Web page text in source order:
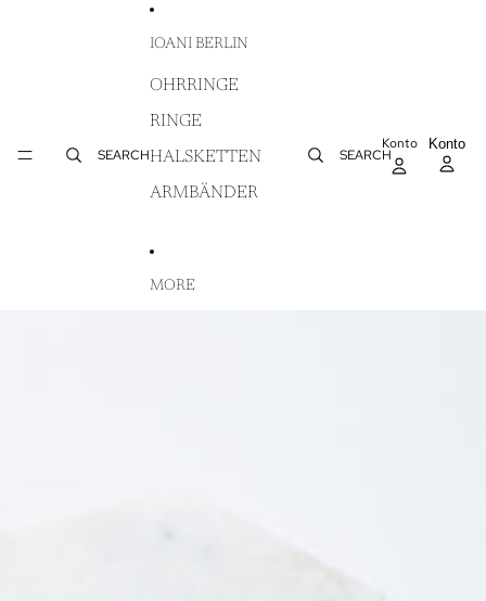
SEARCH
IOANI BERLIN
OHRRINGE
RINGE
HALSKETTEN
ARMBÄNDER
MORE
SEARCH
Konto Konto